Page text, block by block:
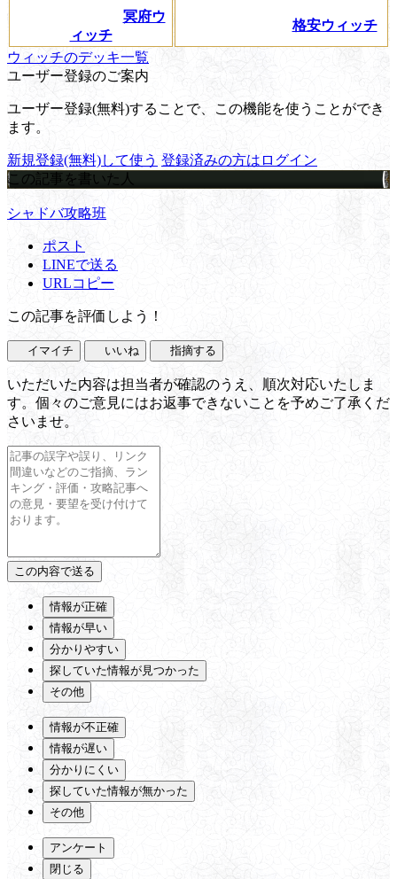
冥府ウ
ィッチ
格安ウィッチ
ウィッチのデッキ一覧
ユーザー登録のご案内
ユーザー登録(無料)することで、この機能を使うことができ
ます。
新規登録(無料)して使う 登録済みの方はログイン
この記事を書いた人
シャドバ攻略班
ポスト
LINEで送る
URLコピー
この記事を評価しよう！
イマイチ いいね 指摘する
いただいた内容は担当者が確認のうえ、順次対応いたしま
す。個々のご意見にはお返事できないことを予めご了承くだ
さいませ。
情報が正確
情報が早い
分かりやすい
探していた情報が見つかった
その他
情報が不正確
情報が遅い
分かりにくい
探していた情報が無かった
その他
アンケート
閉じる